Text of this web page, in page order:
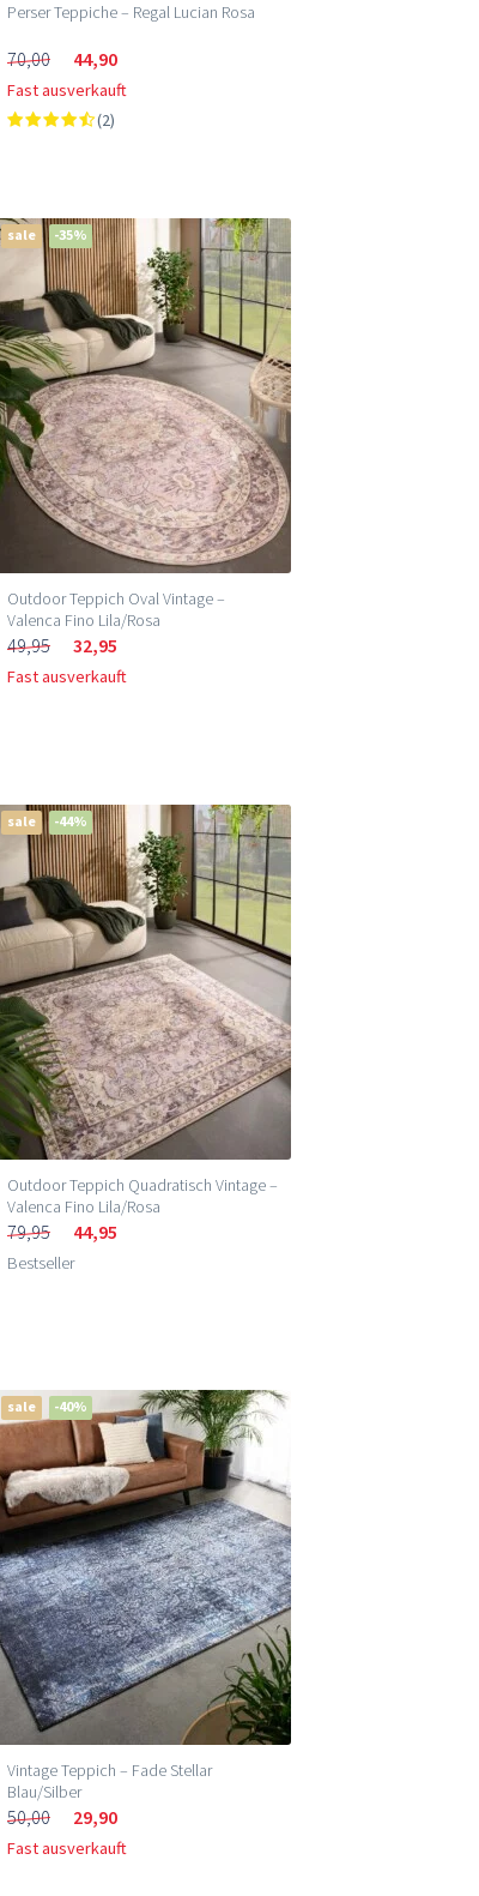
Perser Teppiche – Regal Lucian Rosa
70,00 44,90
Fast ausverkauft
(2)
sale -35%
Outdoor Teppich Oval Vintage –
Valenca Fino Lila/Rosa
49,95 32,95
Fast ausverkauft
sale -44%
Outdoor Teppich Quadratisch Vintage –
Valenca Fino Lila/Rosa
79,95 44,95
Bestseller
sale -40%
Vintage Teppich – Fade Stellar
Blau/Silber
50,00 29,90
Fast ausverkauft